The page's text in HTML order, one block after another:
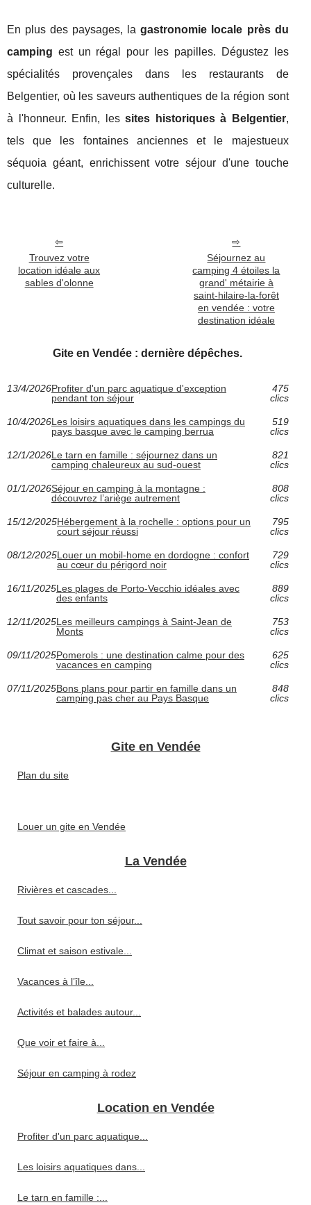
En plus des paysages, lagastronomie locale près du
camping est un régal pour les papilles. Dégustez les
spécialités provençales dans les restaurants de
Belgentier, où les saveurs authentiques de la région sont
à l'honneur. Enfin, lessites historiques à Belgentier,
tels que les fontaines anciennes et le majestueux
séquoia géant, enrichissent votre séjour d'une touche
culturelle.
Trouvez votre
location idéale aux
sables d'olonne
Séjournez au
camping 4 étoiles la
grand' métairie à
saint-hilaire-la-forêt
en vendée : votre
destination idéale
Gite en Vendée : dernière dépêches.
13/4/2026Profiter d'un parc aquatique d'exception
pendant ton séjour
475
clics
10/4/2026Les loisirs aquatiques dans les campings du
pays basque avec le camping berrua
519
clics
12/1/2026Le tarn en famille : séjournez dans un
camping chaleureux au sud-ouest
821
clics
01/1/2026Séjour en camping à la montagne :
découvrez l’ariège autrement
808
clics
15/12/2025Hébergement à la rochelle : options pour un
court séjour réussi
795
clics
08/12/2025Louer un mobil-home en dordogne : confort
au cœur du périgord noir
729
clics
16/11/2025Les plages de Porto-Vecchio idéales avec
des enfants
889
clics
12/11/2025Les meilleurs campings à Saint-Jean de
Monts
753
clics
09/11/2025Pomerols : une destination calme pour des
vacances en camping
625
clics
07/11/2025Bons plans pour partir en famille dans un
camping pas cher au Pays Basque
848
clics
Gite en Vendée
Plan du site
Louer un gite en Vendée
La Vendée
Rivières et cascades...
Tout savoir pour ton séjour...
Climat et saison estivale...
Vacances à l’île...
Activités et balades autour...
Que voir et faire à...
Séjour en camping à rodez
Location en Vendée
Profiter d'un parc aquatique...
Les loisirs aquatiques dans...
Le tarn en famille :...